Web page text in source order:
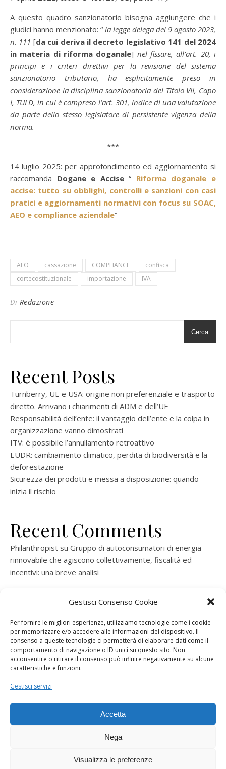
Gestisci Consenso Cookie
Per fornire le migliori esperienze, utilizziamo tecnologie come i cookie
per memorizzare e/o accedere alle informazioni del dispositivo. Il
consenso a queste tecnologie ci permetterà di elaborare dati come il
comportamento di navigazione o ID unici su questo sito. Non
acconsentire o ritirare il consenso può influire negativamente su alcune
caratteristiche e funzioni.
Gestisci servizi
Accetta
Nega
Visualizza le preferenze
A questo quadro sanzionatorio bisogna aggiungere che i
giudici hanno menzionato: “ la legge delega del 9 agosto 2023,
n. 111 [da cui deriva il decreto legislativo 141 del 2024
in materia di riforma doganale] nel fissare, all’art. 20, i
principi e i criteri direttivi per la revisione del sistema
sanzionatorio tributario, ha esplicitamente preso in
considerazione la disciplina sanzionatoria del Titolo VII, Capo
I, TULD, in cui è compreso l’art. 301, indice di una valutazione
da parte dello stesso legislatore di persistente vigenza della
norma.
***
14 luglio 2025: per approfondimento ed aggiornamento si
raccomanda Dogane e Accise“ Riforma doganale e
accise: tutto su obblighi, controlli e sanzioni con casi
pratici e aggiornamenti normativi con focus su SOAC,
AEO e compliance aziendale”
AEO cassazione COMPLIANCE
confisca
cortecostituzionale
importazione IVA
Di Redazione
Cerca
Recent Posts
Turnberry, UE e USA: origine non preferenziale e trasporto
diretto. Arrivano i chiarimenti di ADM e dell’UE
Responsabilità dell’ente: il vantaggio dell’ente e la colpa in
organizzazione vanno dimostrati
ITV: è possibile l’annullamento retroattivo
EUDR: cambiamento climatico, perdita di biodiversità e la
deforestazione
Sicurezza dei prodotti e messa a disposizione: quando
inizia il rischio
Recent Comments
Philanthropist su Gruppo di autoconsumatori di energia
rinnovabile che agiscono collettivamente, fiscalità ed
incentivi: una breve analisi
rinnovabile che agiscono collettivamente, fiscalità ed
ramatogelsuGruppo di autoconsumatori di energia
rinnovabile che agiscono collettivamente, fiscalità ed
incentivi: una breve analisi
consorzio per la produzione di energia elettrica
Dogana Sostenibile 2026 ©